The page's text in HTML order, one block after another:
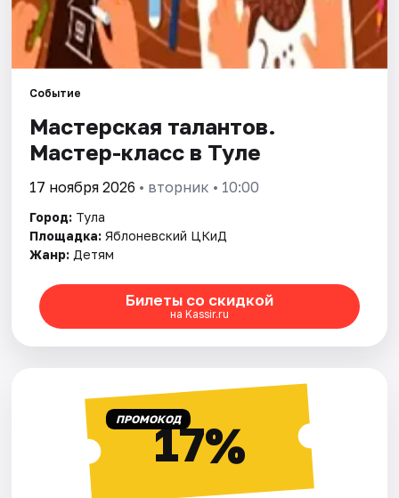
Событие
Мастерская талантов.
Мастер-класс в Туле
17 ноября 2026 • вторник • 10:00
Город: Тула
Площадка: Яблоневский ЦКиД
Жанр: Детям
Билеты со скидкой
на Kassir.ru
ПРОМОКОД17%